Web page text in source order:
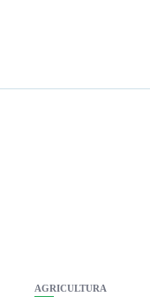
AGRICULTURA